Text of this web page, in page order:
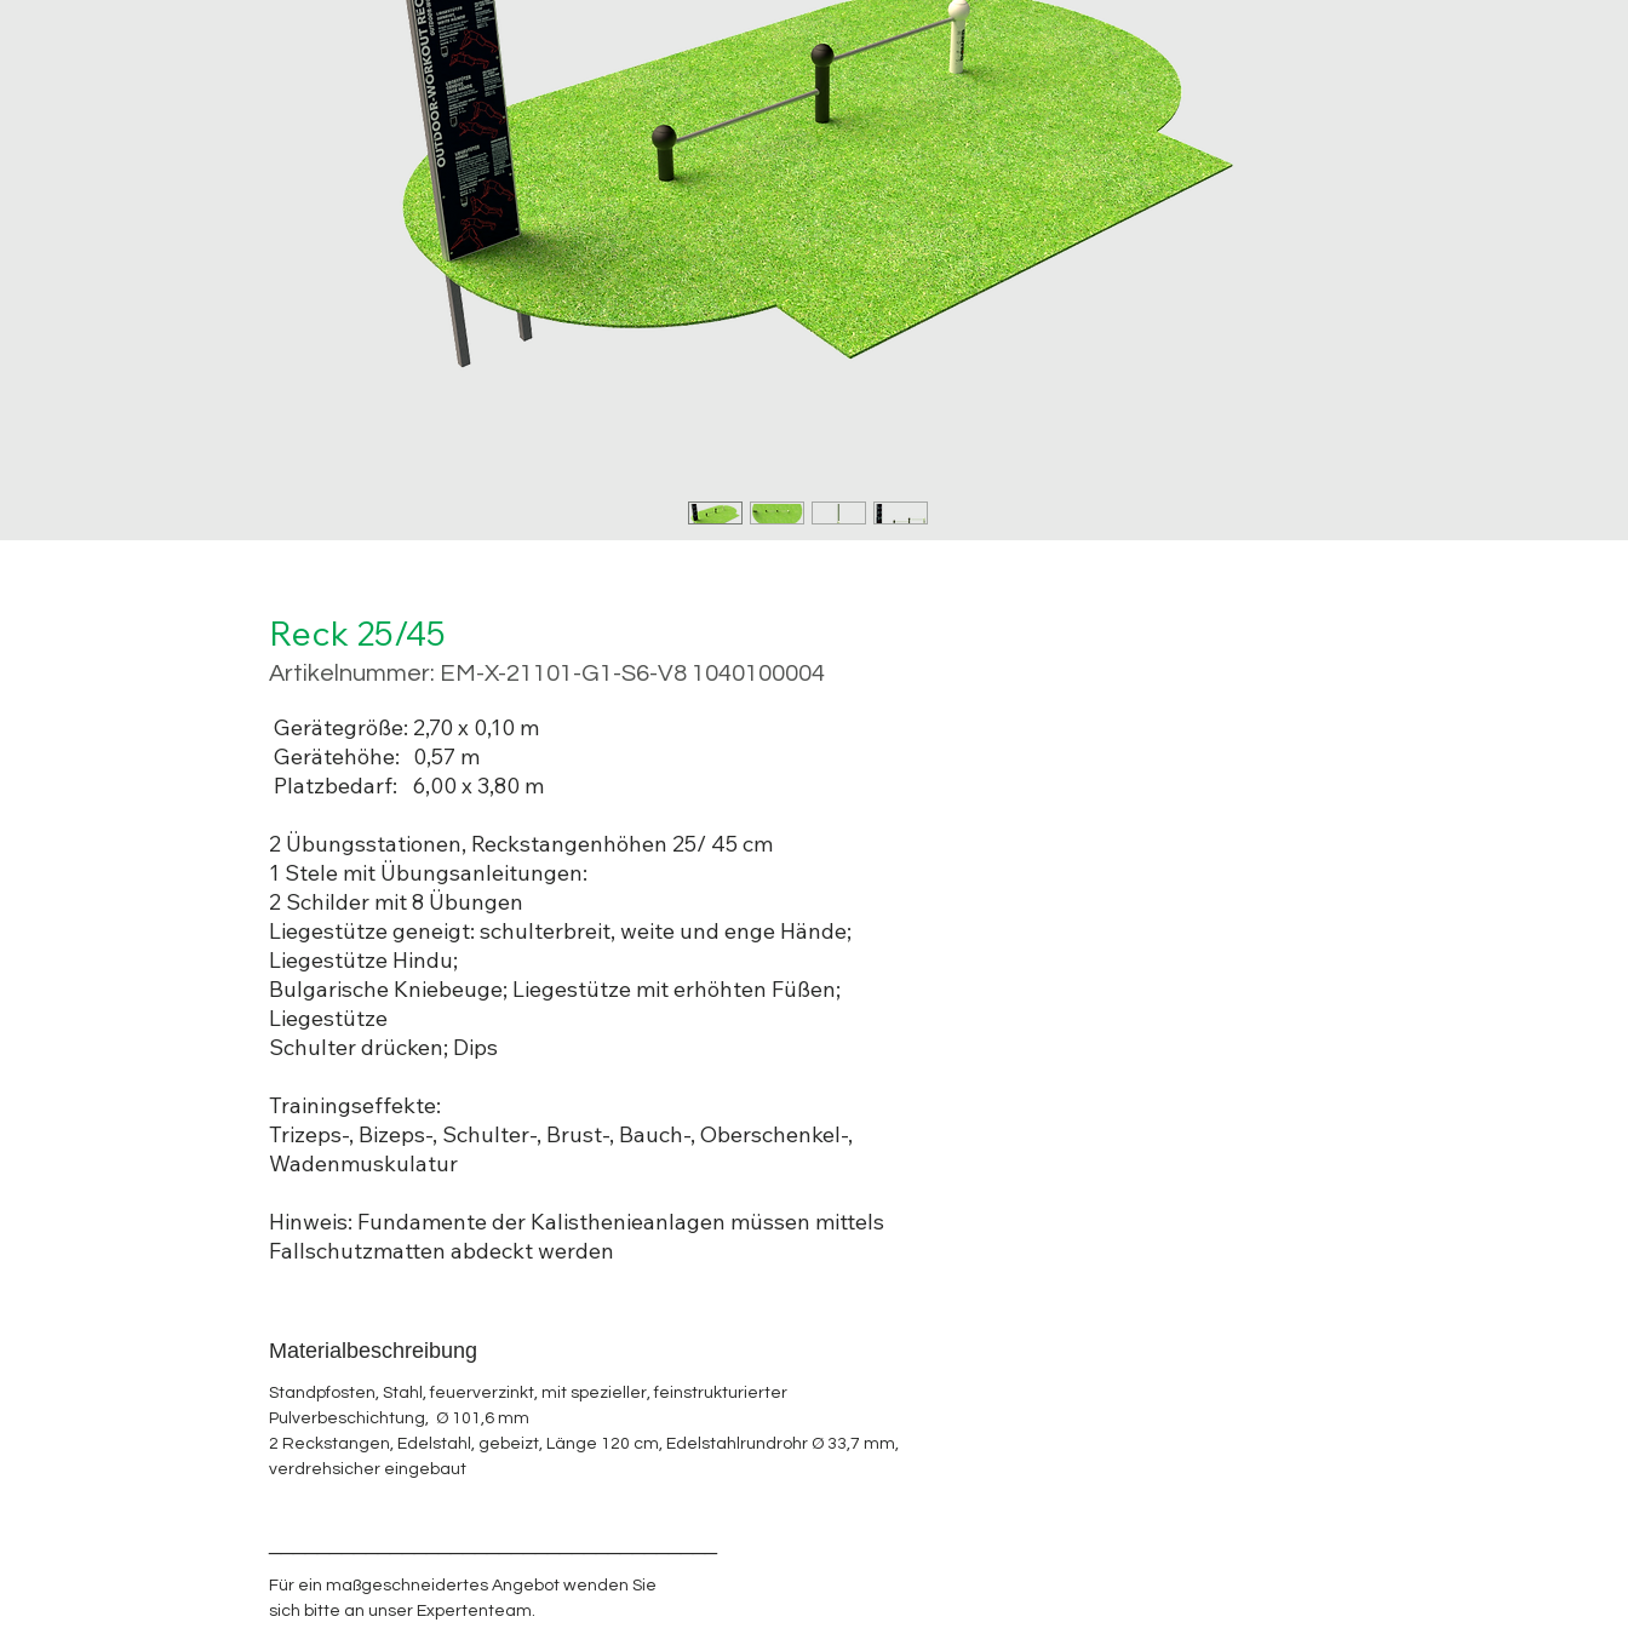
Reck 25/45
Artikelnummer: EM-X-21101-G1-S6-V8 1040100004
Gerätegröße: 2,70 x 0,10 m
Gerätehöhe: 0,57 m
Platzbedarf:
6,00 x 3,80 m
2 Übungsstationen, Reckstangenhöhen 25/ 45 cm
1 Stele mit Übungsanleitungen:
2 Schilder mit 8 Übungen
Liegestütze geneigt: schulterbreit, weite und enge Hände;
Liegestütze Hindu;
Bulgarische Kniebeuge; Liegestütze mit erhöhten Füßen;
Liegestütze
Schulter drücken; Dips
Trainingseffekte:
Trizeps-, Bizeps-, Schulter-, Brust-, Bauch-, Oberschenkel-,
Wadenmuskulatur
Hinweis: Fundamente der Kalisthenieanlagen müssen mittels
Fallschutzmatten abdeckt werden
Materialbeschreibung
Standpfosten, Stahl, feuerverzinkt, mit spezieller, feinstrukturierter
Pulverbeschichtung, Ø 101,6 mm
2 Reckstangen, Edelstahl, gebeizt, Länge 120 cm, Edelstahlrundrohr Ø 33,7 mm,
verdrehsicher eingebaut
Für ein maßgeschneidertes Angebot wenden Sie
sich bitte an unser Expertenteam.